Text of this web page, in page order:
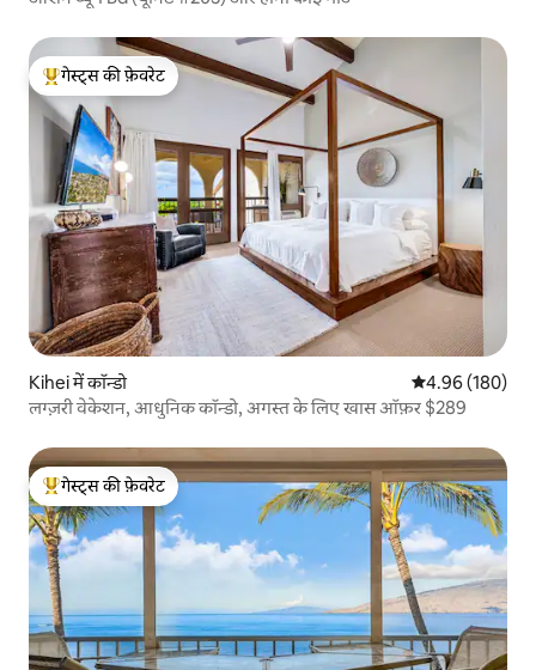
गेस्ट्स का टॉप फ़ेवरेट
गेस्ट्स की फ़ेवरेट
Kihei में कॉन्डो औसत रेटिंग 5 में से
4.96 (180)
लग्ज़री वेकेशन, आधुनिक कॉन्डो, अगस्त के लिए खास ऑफ़र $289
गेस्ट्स का टॉप फ़ेवरेट
गेस्ट्स की फ़ेवरेट